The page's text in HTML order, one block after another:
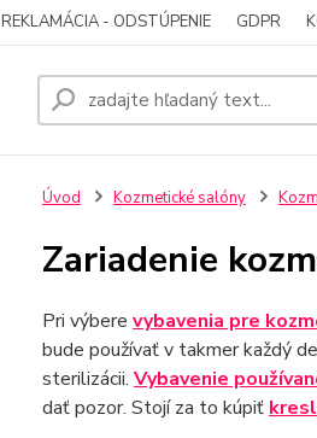
REKLAMÁCIA - ODSTÚPENIE GDPR
Úvod Kozmetické salóny
Zariadenie
Pri výbere vybavenia pre
bude používať v takmer každý
sterilizácii. Vybavenie
dať pozor. Stojí za to kúpiť